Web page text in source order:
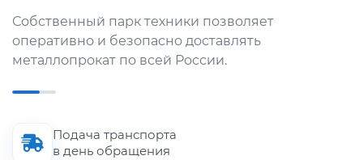
Собственный парк техники позволяет
оперативно и безопасно доставлять
металлопрокат по всей России.
Подача транспорта
в день обращения